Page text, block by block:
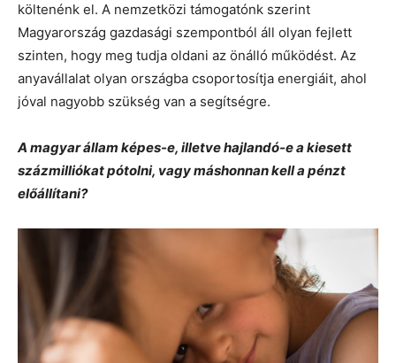
költenénk el. A nemzetközi támogatónk szerint
Magyarország gazdasági szempontból áll olyan fejlett
szinten, hogy meg tudja oldani az önálló működést. Az
anyavállalat olyan országba csoportosítja energiáit, ahol
jóval nagyobb szükség van a segítségre.
A magyar állam képes-e, illetve hajlandó-e a kiesett
százmilliókat pótolni, vagy máshonnan kell a pénzt
előállítani?